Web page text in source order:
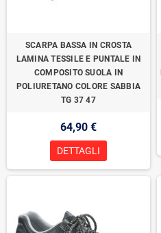
SCARPA BASSA IN CROSTA
LAMINA TESSILE E PUNTALE IN
COMPOSITO SUOLA IN
POLIURETANO COLORE SABBIA
TG 37 47
64,90 €
DETTAGLI